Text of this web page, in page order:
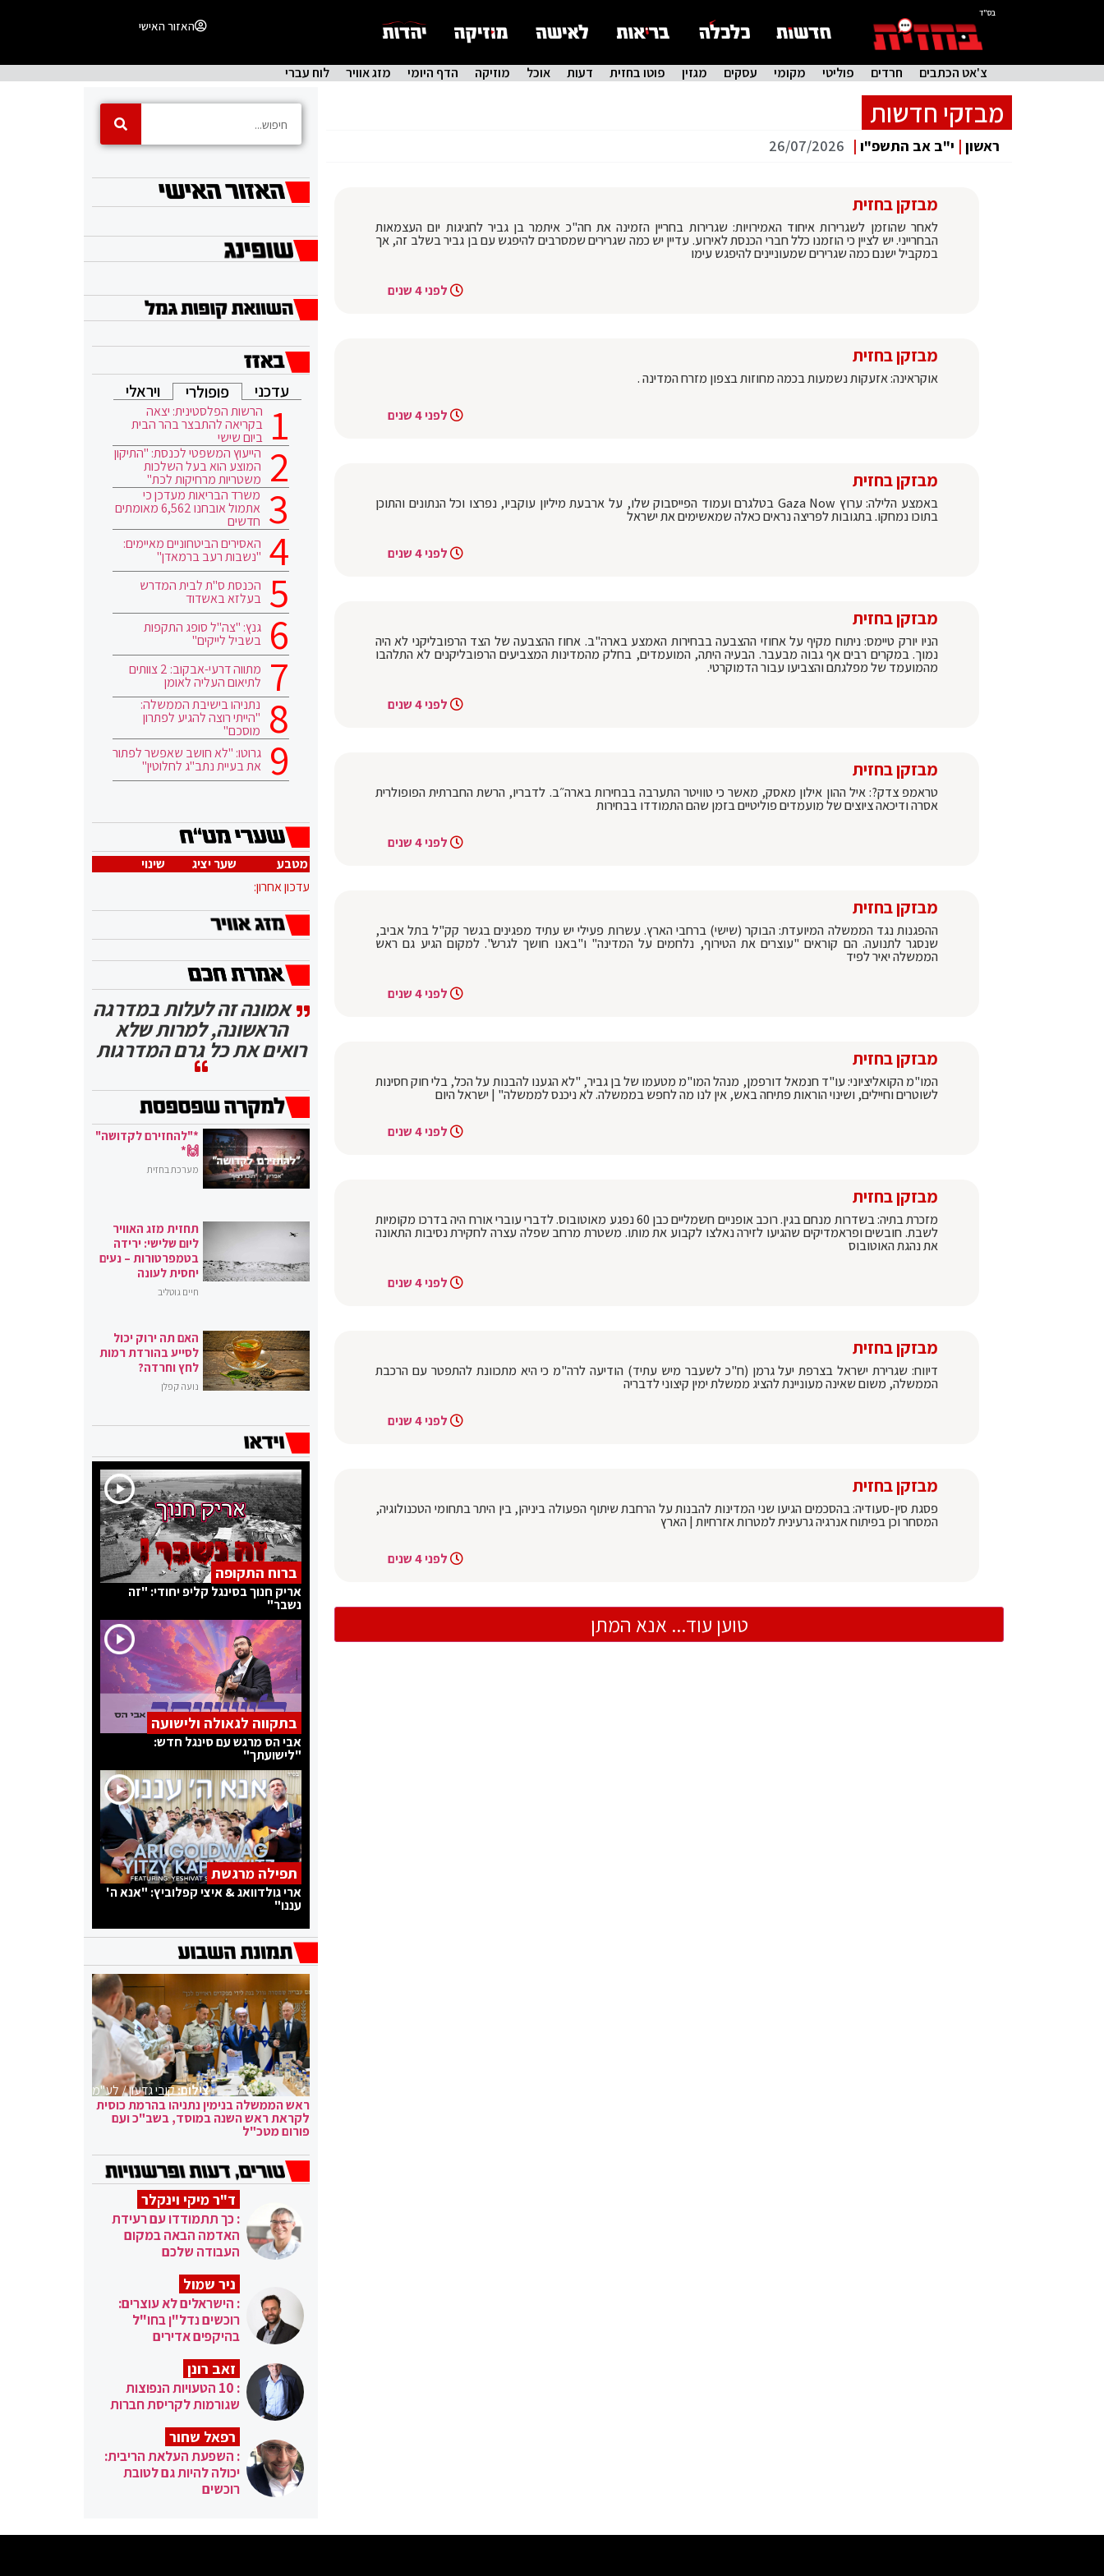
בס"ד
האזור האישי
צ'אט הכתבים חרדים פוליטי מקומי עסקים מגזין פוטו בחזית דעות אוכל מוזיקה הדף היומי מזג אוויר לוח עברי
מבזקי חדשות
ראשון | י"ב אב התשפ"ו |
26/07/2026
מבזקן בחזית
לאחר שהוזמן לשגרירות איחוד האמירויות: שגרירות בחריין הזמינה את חה"כ איתמר בן גביר לחגיגות יום העצמאות
הבחרייני. יש לציין כי הוזמנו כלל חברי הכנסת לאירוע. עדיין יש כמה שגרירים שמסרבים להיפגש עם בן גביר בשלב זה, אך
במקביל ישנם כמה שגרירים שמעוניינים להיפגש עימו
לפני 4 שנים
מבזקן בחזית
אוקראינה: אזעקות נשמעות בכמה מחוזות בצפון מזרח המדינה .
לפני 4 שנים
מבזקן בחזית
באמצע הלילה: ערוץ Gaza Now בטלגרם ועמוד הפייסבוק שלו, על ארבעת מיליון עוקביו, נפרצו וכל הנתונים והתוכן
בתוכו נמחקו. בתגובות לפריצה נראים כאלה שמאשימים את ישראל
לפני 4 שנים
מבזקן בחזית
הניו יורק טיימס: ניתוח מקיף על אחוזי ההצבעה בבחירות האמצע בארה"ב. אחוז ההצבעה של הצד הרפובליקני לא היה
נמוך. במקרים רבים אף גבוה מבעבר. הבעיה היתה, המועמדים, בחלק מהמדינות המצביעים הרפובליקנים לא התלהבו
מהמועמד של מפלגתם והצביעו עבור הדמוקרטי.
לפני 4 שנים
מבזקן בחזית
טראמפ צדק?: איל ההון אילון מאסק, מאשר כי טוויטר התערבה בבחירות בארה״ב. לדבריו, הרשת החברתית הפופולרית
אסרה ודיכאה ציוצים של מועמדים פוליטיים בזמן שהם התמודדו בבחירות
לפני 4 שנים
מבזקן בחזית
ההפגנות נגד הממשלה המיועדת: הבוקר (שישי) ברחבי הארץ. עשרות פעילי יש עתיד מפגינים בגשר קק"ל בתל אביב,
שנסגר לתנועה. הם קוראים "עוצרים את הטירוף, נלחמים על המדינה" ו"באנו חושך לגרש". למקום הגיע גם ראש
הממשלה יאיר לפיד
לפני 4 שנים
מבזקן בחזית
המו"מ הקואליציוני: עו"ד חנמאל דורפמן, מנהל המו"מ מטעמו של בן גביר, "לא הגענו להבנות על הכל, בלי חוק חסינות
לשוטרים וחיילים, ושינוי הוראות פתיחה באש, אין לנו מה לחפש בממשלה. לא ניכנס לממשלה" | ישראל היום
לפני 4 שנים
מבזקן בחזית
מזכרת בתיה: בשדרות מנחם בגין. רוכב אופניים חשמליים כבן 60 נפגע מאוטובוס. לדברי עוברי אורח היה בדרכו מקומיות
לשבת. חובשים ופראמדיקים שהגיעו לזירה נאלצו לקבוע את מותו. משטרת מרחב שפלה עצרה לחקירת נסיבות התאונה
את נהגת האוטובוס
לפני 4 שנים
מבזקן בחזית
דיווח: שגרירת ישראל בצרפת יעל גרמן (ח"כ לשעבר מיש עתיד) הודיעה לרה"מ כי היא מתכוונת להתפטר עם הרכבת
הממשלה, משום שאינה מעוניינת להציג ממשלת ימין קיצוני לדבריה
לפני 4 שנים
מבזקן בחזית
פסגת סין-סעודיה: בהסכמים הגיעו שני המדינות להבנות על הרחבת שיתוף הפעולה ביניהן, בין היתר בתחומי הטכנולוגיה,
המסחר וכן בפיתוח אנרגיה גרעינית למטרות אזרחיות | הארץ
לפני 4 שנים
טוען עוד... אנא המתן
עדכני פופולרי ויראלי
הרשות הפלסטינית: יצאה
בקריאה להתבצר בהר הבית
ביום שישי
הייעוץ המשפטי לכנסת: "התיקון
המוצע הוא בעל השלכות
משטריות מרחיקות לכת"
משרד הבריאות מעדכן כי
אתמול אובחנו 6,562 מאומתים
חדשים
האסירים הביטחוניים מאיימים:
"נשבות רעב ברמאדן"
הכנסת ס"ת לבית המדרש
בעלזא באשדוד
גנץ: "צה"ל סופג התקפות
בשביל לייקים"
מתווה דרעי-אבקוב: 2 צוותים
לתיאום העליה לאומן
נתניהו בישיבת הממשלה:
"הייתי רוצה להגיע לפתרון
מוסכם"
גרוטו: "לא חושב שאפשר לפתור
את בעיית נתב"ג לחלוטין"
מטבע שער יציג
שינוי
עדכון אחרון:
אמונה זה לעלות במדרגה
הראשונה, למרות שלא
רואים את כל גרם המדרגות
*"להחזירם לקדושה"
🙌*
מערכת בחזית
תחזית מזג האוויר
ליום שלישי: ירידה
בטמפרטורות – נעים
יחסית לעונה
חיים גוטליב
האם תה ירוק יכול
לסייע בהורדת רמות
לחץ וחרדה?
נועה קפלן
ברוח התקופה
אריק חנוך בסינגל קליפ יחודי: "זה
נשבר"
בתקווה לגאולה ולישועה
אבי הס מרגש עם סינגל חדש:
"לישועתך"
תפילה מרגשת
ארי גולדוואג & איצי קפלוביץ: "אנא ה'
עננו"
צילום:קובי גדעון / לע"מ
ראש הממשלה בנימין נתניהו בהרמת כוסית
לקראת ראש השנה במוסד, בשב"כ ועם
פורום מטכ"ל
ד"ר מיקי וינקלר
: כך תתמודדו עם רעידת
האדמה הבאה במקום
העבודה שלכם
ניר שמול
: הישראלים לא עוצרים:
רוכשים נדל"ן בחו"ל
בהיקפים אדירים
זאב רונן
: 10 הטעויות הנפוצות
שגורמות לקריסת חברות
רפאל שחור
: השפעת העלאת הריבית:
יכולה להיות גם לטובת
רוכשים